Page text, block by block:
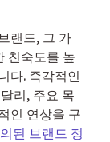
랜드, 그 가
친숙도를 높
다. 즉각적인
리, 주요 목
인 연상을 구
된 브랜드 정